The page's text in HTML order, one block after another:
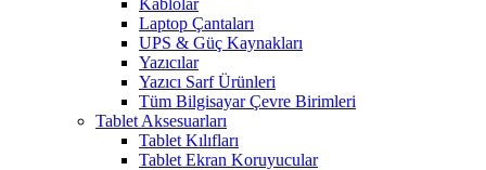
Kablolar
Laptop Çantaları
UPS & Güç Kaynakları
Yazıcılar
Yazıcı Sarf Ürünleri
Tüm Bilgisayar Çevre Birimleri
Tablet Aksesuarları
Tablet Kılıfları
Tablet Ekran Koruyucular